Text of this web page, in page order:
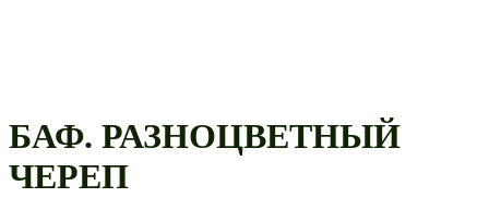
БАФ. РАЗНОЦВЕТНЫЙ
ЧЕРЕП